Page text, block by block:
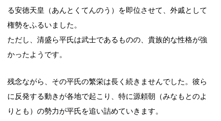
る安徳天皇（あんとくてんのう）を即位させて、外戚として
権勢をふるいました。
ただし、清盛ら平氏は武士であるものの、貴族的な性格が強
かったようです。
残念ながら、その平氏の繁栄は長く続きませんでした。彼ら
に反発する動きが各地で起こり、特に源頼朝（みなもとのよ
りとも）の勢力が平氏を追い詰めていきます。